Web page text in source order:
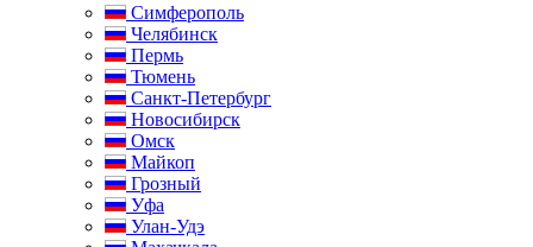
Симферополь
Челябинск
Пермь
Тюмень
Санкт-Петербург
Новосибирск
Омск
Майкоп
Грозный
Уфа
Улан-Удэ